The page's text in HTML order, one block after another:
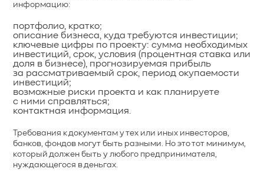
информацию:
портфолио, кратко;
описание бизнеса, куда требуются инвестиции;
ключевые цифры по проекту: сумма необходимых
инвестиций, срок, условия (процентная ставка или
доля в бизнесе), прогнозируемая прибыль
за рассматриваемый срок, период окупаемости
инвестиций;
возможные риски проекта и как планируете
с ними справляться;
контактная информация.
Требования к документам у тех или иных инвесторов,
банков, фондов могут быть разными. Но это тот минимум,
который должен быть у любого предпринимателя,
нуждающегося в деньгах.